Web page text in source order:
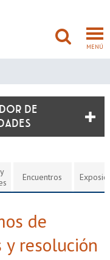
MENÚ
DE
Encuentros
de
resolución